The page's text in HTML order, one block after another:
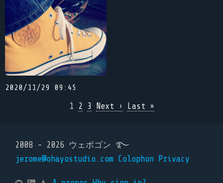
2020/11/29 09:45
1 2 3 Next › Last »
2008 - 2026 ウェボゴン ࿐
jerome@ohayostudio.com Colophon Privacy